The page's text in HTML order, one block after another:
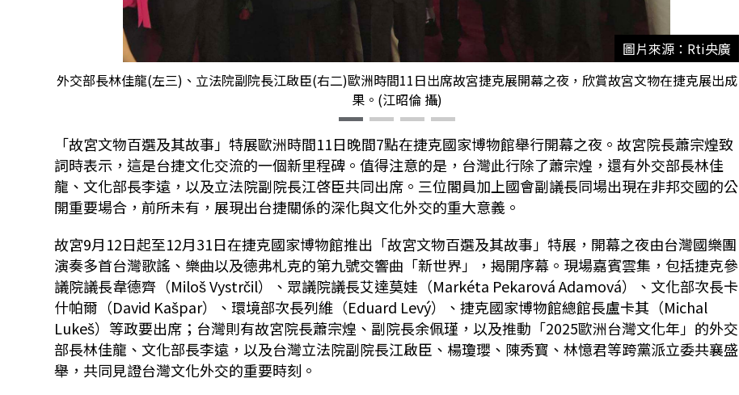
圖片來源：Rti央廣
外交部長林佳龍(左三)、立法院副院長江啟臣(右二)歐洲時間11日出席故宮捷克展開幕之夜，欣賞故宮文物在捷克展出成
果。(江昭倫 攝)
「故宮文物百選及其故事」特展歐洲時間11日晚間7點在捷克國家博物館舉行開幕之夜。故宮院長蕭宗煌致
詞時表示，這是台捷文化交流的一個新里程碑。值得注意的是，台灣此行除了蕭宗煌，還有外交部長林佳
龍、文化部長李遠，以及立法院副院長江啓臣共同出席。三位閣員加上國會副議長同場出現在非邦交國的公
開重要場合，前所未有，展現出台捷關係的深化與文化外交的重大意義。
故宮9月12日起至12月31日在捷克國家博物館推出「故宮文物百選及其故事」特展，開幕之夜由台灣國樂團
演奏多首台灣歌謠、樂曲以及德弗札克的第九號交響曲「新世界」，揭開序幕。現場嘉賓雲集，包括捷克參
議院議長韋德齊（Miloš Vystrčil）、眾議院議長艾達莫娃（Markéta Pekarová Adamová）、文化部次長卡
什帕爾（David Kašpar）、環境部次長列維（Eduard Levý）、捷克國家博物館總館長盧卡其（Michal
Lukeš）等政要出席；台灣則有故宮院長蕭宗煌、副院長余佩瑾，以及推動「2025歐洲台灣文化年」的外交
部長林佳龍、文化部長李遠，以及台灣立法院副院長江啟臣、楊瓊瓔、陳秀寳、林憶君等跨黨派立委共襄盛
舉，共同見證台灣文化外交的重要時刻。